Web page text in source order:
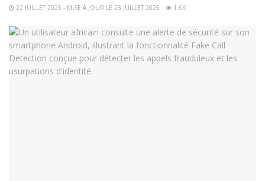
22 JUILLET 2025 - MISE À JOUR LE 23 JUILLET 2025 1.6K